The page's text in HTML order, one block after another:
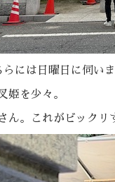
には日曜日に伺い
姫を少々。
ん。これがビック